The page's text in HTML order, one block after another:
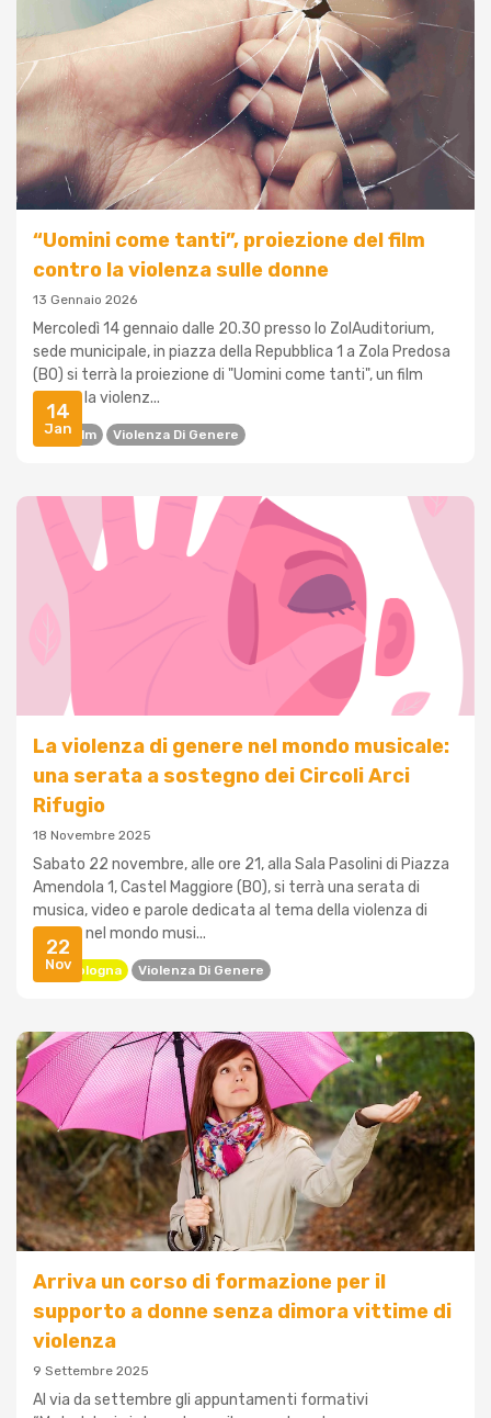
14
Jan
“Uomini come tanti”, proiezione del film
contro la violenza sulle donne
13 Gennaio 2026
Mercoledì 14 gennaio dalle 20.30 presso lo ZolAuditorium,
sede municipale, in piazza della Repubblica 1 a Zola Predosa
(BO) si terrà la proiezione di "Uomini come tanti", un film
contro la violenz...
Docufilm Violenza Di Genere
22
Nov
La violenza di genere nel mondo musicale:
una serata a sostegno dei Circoli Arci
Rifugio
18 Novembre 2025
Sabato 22 novembre, alle ore 21, alla Sala Pasolini di Piazza
Amendola 1, Castel Maggiore (BO), si terrà una serata di
musica, video e parole dedicata al tema della violenza di
genere nel mondo musi...
Arci Bologna Violenza Di Genere
Arriva un corso di formazione per il
supporto a donne senza dimora vittime di
violenza
9 Settembre 2025
Al via da settembre gli appuntamenti formativi